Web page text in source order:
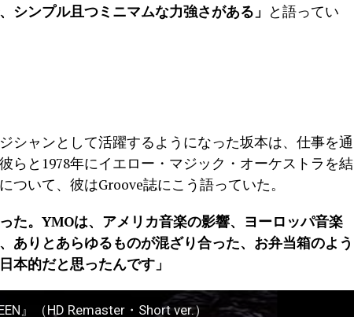
シンプル且つミニマムな力強さがある」 と語ってい
シャンとして活躍するようになった坂本は、仕事を通
らと1978年にイエロー・マジック・オーケストラを結
ついて、彼はGroove誌にこう語っていた。
た。YMOは、アメリカ音楽の影響、ヨーロッパ音楽
ありとあらゆるものが混ざり合った、お弁当箱のよう
本的だと思ったんです」
』（HD Remaster・Short ver.）